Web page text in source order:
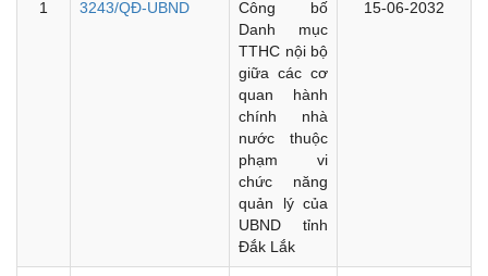
1 3243/QĐ-UBND
Công bố
Danh mục
TTHC nội bộ
giữa các cơ
quan hành
chính nhà
nước thuộc
phạm vi
chức năng
quản lý của
UBND tỉnh
Đắk Lắk
15-06-2032